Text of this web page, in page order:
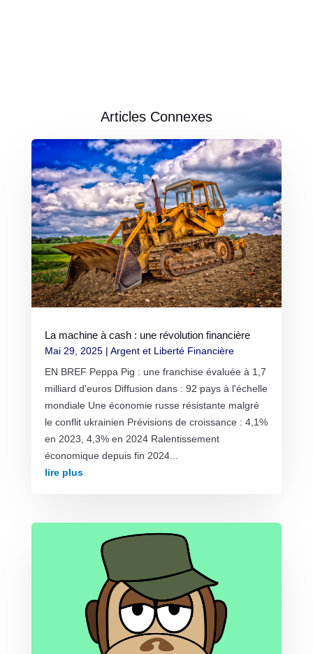
Articles Connexes
La machine à cash : une révolution financière
Mai 29, 2025| Argent et Liberté Financière
EN BREF Peppa Pig : une franchise évaluée à 1,7
milliard d'euros Diffusion dans : 92 pays à l'échelle
mondiale Une économie russe résistante malgré
le conflit ukrainien Prévisions de croissance : 4,1%
en 2023, 4,3% en 2024 Ralentissement
économique depuis fin 2024...
lire plus